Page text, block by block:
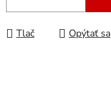
Tlač Opýtať sa